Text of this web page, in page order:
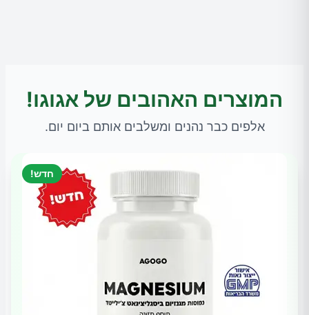
המוצרים האהובים של אגוגו!
אלפים כבר נהנים ומשלבים אותם ביום יום.
חדש!